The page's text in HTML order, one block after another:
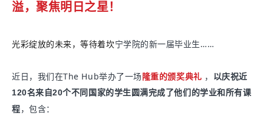
溢，聚焦明日之星！
光彩绽放的未来，等待着坎宁学院的新一届毕业生……
近日，我们在The Hub举办了一场隆重的颁奖典礼 ，
以庆祝近
120名来自20个不同国家的学生圆满完成了他们的学业和所有课
程，包含：